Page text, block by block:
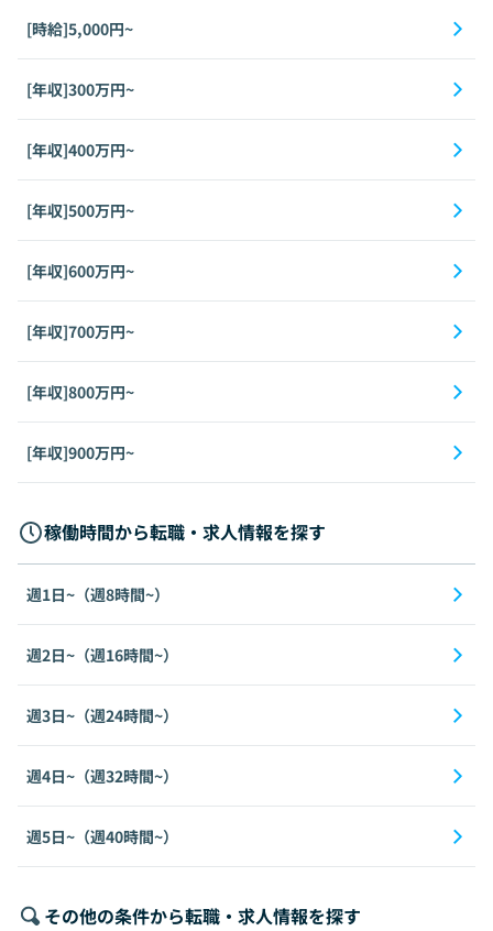
[時給]5,000円~
[年収]300万円~
[年収]400万円~
[年収]500万円~
[年収]600万円~
[年収]700万円~
[年収]800万円~
[年収]900万円~
稼働時間から転職・求人情報を探す
週1日~（週8時間~）
週2日~（週16時間~）
週3日~（週24時間~）
週4日~（週32時間~）
週5日~（週40時間~）
その他の条件から転職・求人情報を探す